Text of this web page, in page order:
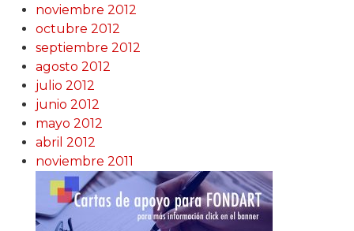
noviembre 2012
octubre 2012
septiembre 2012
agosto 2012
julio 2012
junio 2012
mayo 2012
abril 2012
noviembre 2011